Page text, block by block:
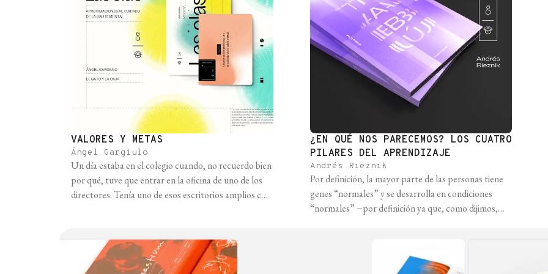
VALORES Y METAS
Ángel Gargiulo
Un día estaba en el colegio cuando, no recuerdo bien
por qué, tuve que entrar en la oficina de uno de los
directores. Tenía uno de esos escritorios amplios con
medio de todo, ocupando un lugar especial, había
una [...]
¿EN QUÉ NOS PARECEMOS? LOS CUATRO
PILARES DEL APRENDIZAJE
Andrés Rieznik
Por definición, la mayor parte de las personas tiene
genes “normales” y se desarrolla en condiciones
“normales” −por definición ya que, como dijimos,
alelo de un gen es “normal” si está presente en más
del 1% de las personas. [...]